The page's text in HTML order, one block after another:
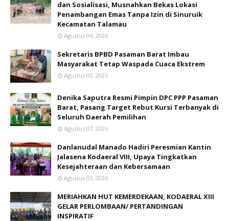
dan Sosialisasi, Musnahkan Bekas Lokasi
Penambangan Emas Tanpa Izin di Sinuruik
Kecamatan Talamau
Agustus 06, 2026
Sekretaris BPBD Pasaman Barat Imbau
Masyarakat Tetap Waspada Cuaca Ekstrem
Agustus 03, 2026
Denika Saputra Resmi Pimpin DPC PPP Pasaman
Barat, Pasang Target Rebut Kursi Terbanyak di
Seluruh Daerah Pemilihan
Agustus 07, 2026
Danlanudal Manado Hadiri Peresmian Kantin
Jalasena Kodaeral VIII, Upaya Tingkatkan
Kesejahteraan dan Kebersamaan
Agustus 03, 2026
MERIAHKAN HUT KEMERDEKAAN, KODAERAL XIII
GELAR PERLOMBAAN/ PERTANDINGAN
INSPIRATIF